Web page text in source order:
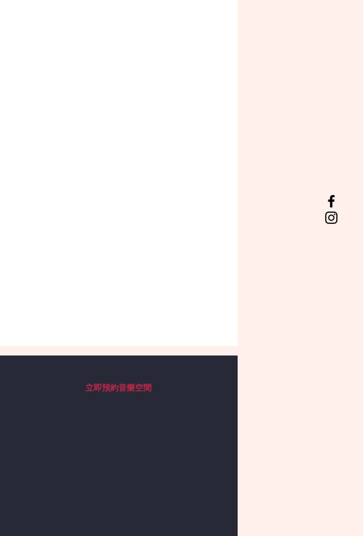
立即預約音樂空間